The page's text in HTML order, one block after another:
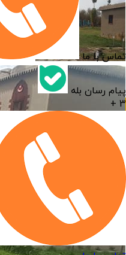
تماس با ما
پیام رسان بله
3 +